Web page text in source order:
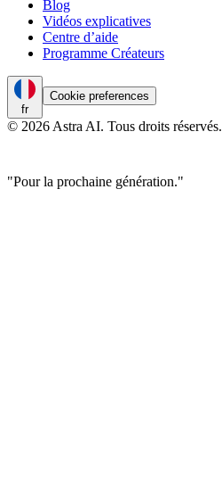
Blog
Vidéos explicatives
Centre d’aide
Programme Créateurs
fr
Cookie preferences
© 2026 Astra AI. Tous droits réservés.
"Pour la prochaine génération."